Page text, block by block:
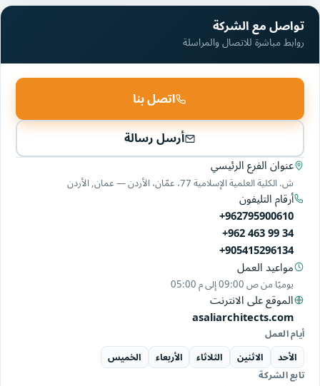
تواصل مع الشركة
روابط مباشرة للاتصال والمراسلة
اتصل بنا
أرسل رسالة
عنوان الفرع الرئيسي
ش. الكلية العلمية الإسلامية 77، عمّان، الأردن — عمان, الأردن
أرقام التليفون
+962795900610
+962 463 99 34
+905415296134
مواعيد العمل
يوميًا من09:00 ص إلى05:00 م
الموقع على الانترنت
asaliarchitects.com
أيام العمل
الأحد الاثنين الثلاثاء الأربعاء الخميس
تابع الشركة